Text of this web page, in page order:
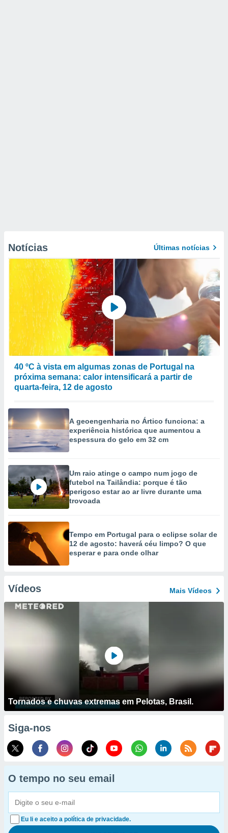
Notícias Últimas notícias
40 ºC à vista em algumas zonas de Portugal na
próxima semana: calor intensificará a partir de
quarta-feira, 12 de agosto
A geoengenharia no Ártico funciona: a
experiência histórica que aumentou a
espessura do gelo em 32 cm
Um raio atinge o campo num jogo de
futebol na Tailândia: porque é tão
perigoso estar ao ar livre durante uma
trovoada
Tempo em Portugal para o eclipse solar de
12 de agosto: haverá céu limpo? O que
esperar e para onde olhar
Vídeos Mais Vídeos
Tornados e chuvas extremas em Pelotas, Brasil.
Siga-nos
O tempo no seu email
Eu li e aceito a política de privacidade.